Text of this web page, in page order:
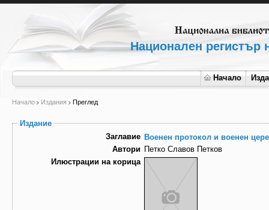
Национален регистър
Начало
Начало Издания Преглед
Издание
Заглавие Военен протокол и военен
Автори Петко Славов Петков
Илюстрации на корица